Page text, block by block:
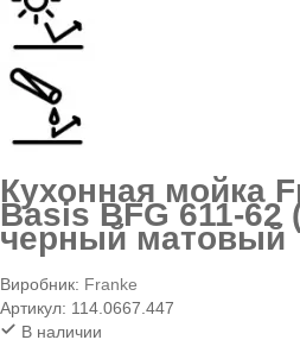
Кухонная мойка
Basis BFG 611-62
черный матовый
Виробник: Franke
Артикул: 114.0667.447
В наличии